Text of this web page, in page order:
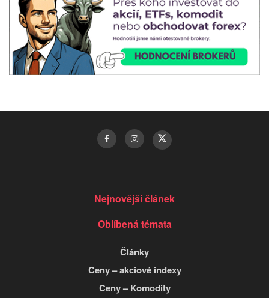
Nejnovější článek
Oblíbená témata
Články
Ceny – akciové indexy
Ceny – Komodity